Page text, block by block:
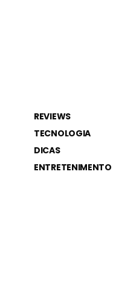
REVIEWS
TECNOLOGIA
DICAS
ENTRETENIMENTO